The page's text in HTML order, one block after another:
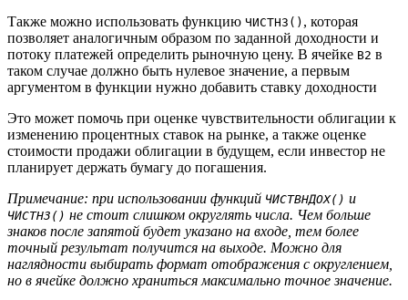
Также можно использовать функцию ЧИСТНЗ() , которая
позволяет аналогичным образом по заданной доходности и
потоку платежей определить рыночную цену. В ячейке B2 в
таком случае должно быть нулевое значение, а первым
аргументом в функции нужно добавить ставку доходности
Это может помочь при оценке чувствительности облигации к
изменению процентных ставок на рынке, а также оценке
стоимости продажи облигации в будущем, если инвестор не
планирует держать бумагу до погашения.
Примечание: при использовании функций ЧИСТВНДОХ() и
ЧИСТНЗ() не стоит слишком округлять числа. Чем больше
знаков после запятой будет указано на входе, тем более
точный результат получится на выходе. Можно для
наглядности выбирать формат отображения с округлением,
но в ячейке должно храниться максимально точное значение.